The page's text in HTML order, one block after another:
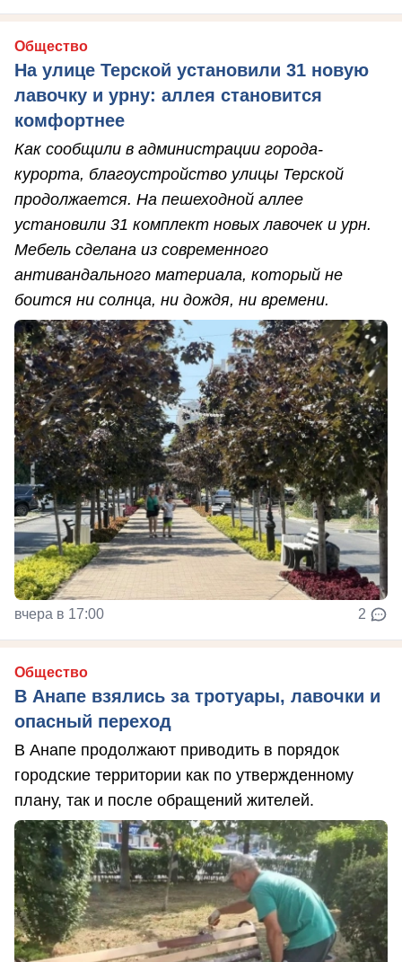
Общество
На улице Терской установили 31 новую
лавочку и урну: аллея становится
комфортнее
Как сообщили в администрации города-
курорта, благоустройство улицы Терской
продолжается. На пешеходной аллее
установили 31 комплект новых лавочек и урн.
Мебель сделана из современного
антивандального материала, который не
боится ни солнца, ни дождя, ни времени.
вчера в 17:00 2
Общество
В Анапе взялись за тротуары, лавочки и
опасный переход
В Анапе продолжают приводить в порядок
городские территории как по утвержденному
плану, так и после обращений жителей.